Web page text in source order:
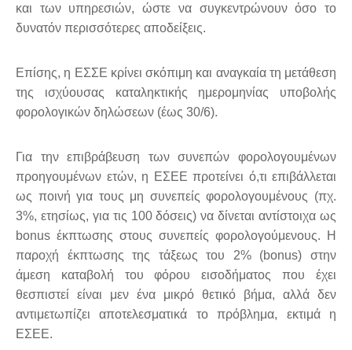
και των υπηρεσιών, ώστε να συγκεντρώνουν όσο το
δυνατόν περισσότερες αποδείξεις.
Επίσης, η ΕΣΣΕ κρίνει σκόπιμη και αναγκαία τη μετάθεση
της ισχύουσας καταληκτικής ημερομηνίας υποβολής
φορολογικών δηλώσεων (έως 30/6).
Για την επιβράβευση των συνεπών φορολογουμένων
προηγουμένων ετών, η ΕΣΕΕ προτείνει ό,τι επιβάλλεται
ως ποινή για τους μη συνεπείς φορολογουμένους (πχ.
3%, ετησίως, για τις 100 δόσεις) να δίνεται αντίστοιχα ως
bonus έκπτωσης στους συνεπείς φορολογούμενους. Η
παροχή έκπτωσης της τάξεως του 2% (bonus) στην
άμεση καταβολή του φόρου εισοδήματος που έχει
θεσπιστεί είναι μεν ένα μικρό θετικό βήμα, αλλά δεν
αντιμετωπίζει αποτελεσματικά το πρόβλημα, εκτιμά η
ΕΣΕΕ.